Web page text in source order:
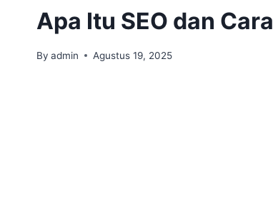
Apa Itu SEO dan
By admin Agustus 19, 2025